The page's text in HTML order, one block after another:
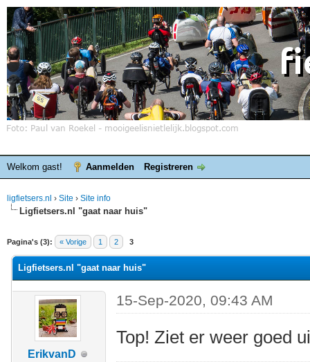
Welkom gast! Aanmelden Registreren
ligfietsers.nl › Site › Site info
Ligfietsers.nl "gaat naar huis"
Pagina's (3): « Vorige 1 2 3
waardering is 0
Ligfietsers.nl "gaat naar huis"
ErikvanD
15-Sep-2020, 09:43 AM
Top! Ziet er weer goed